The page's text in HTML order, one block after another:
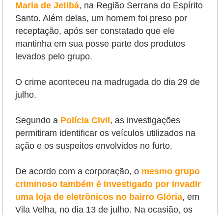
Maria de Jetibá, na Região Serrana do Espírito
Santo. Além delas, um homem foi preso por
receptação, após ser constatado que ele
mantinha em sua posse parte dos produtos
levados pelo grupo.
O crime aconteceu na madrugada do dia 29 de
julho.
Segundo a Polícia Civil , as investigações
permitiram identificar os veículos utilizados na
ação e os suspeitos envolvidos no furto.
De acordo com a corporação, o mesmo grupo
criminoso também é investigado por invadir
uma loja de eletrônicos no bairro Glória, em
Vila Velha, no dia 13 de julho. Na ocasião, os